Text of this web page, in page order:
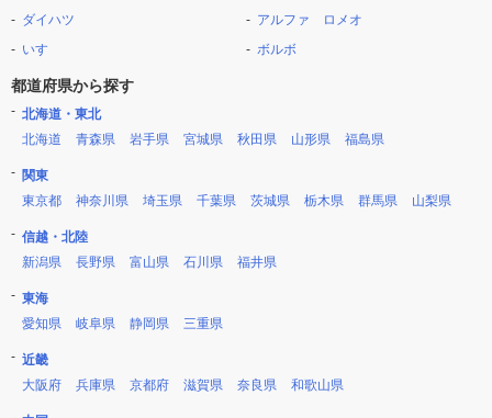
ダイハツ
いすゞ
アルファ ロメオ
ボルボ
都道府県から探す
北海道・東北
北海道
青森県 岩手県 宮城県 秋田県 山形県 福島県
関東
東京都
神奈川県 埼玉県 千葉県 茨城県 栃木県 群馬県 山梨県
信越・北陸
新潟県
長野県 富山県 石川県 福井県
東海
愛知県
岐阜県 静岡県 三重県
近畿
大阪府
兵庫県 京都府 滋賀県 奈良県 和歌山県